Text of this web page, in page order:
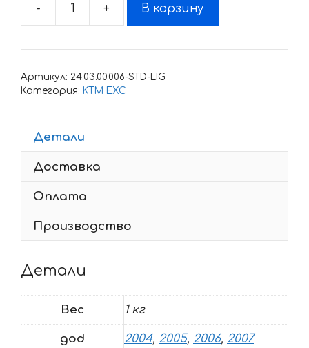
-
Количество
Комплект
KTM
+ В корзину
Артикул: 24.03.00.006-STD-LIG
Категория: KTM EXC
Детали
Доставка
Оплата
Производство
Детали
Вес 1 кг
god 2004, 2005, 2006, 2007